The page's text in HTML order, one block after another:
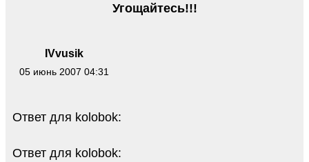
IVvusik
05 июнь 2007 04:31
Угощайтесь!!!
Ответ для kolobok:
Ответ для kolobok: